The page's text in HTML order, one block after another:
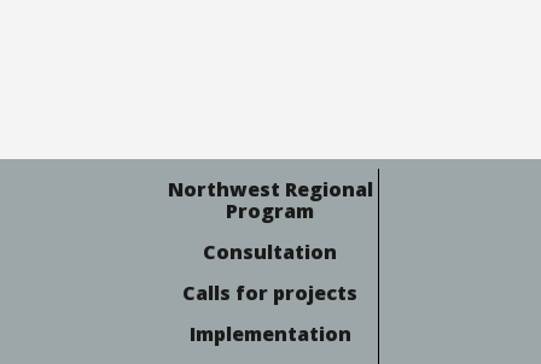
Northwest Regional
Program
Consultation
Calls for projects
Implementation